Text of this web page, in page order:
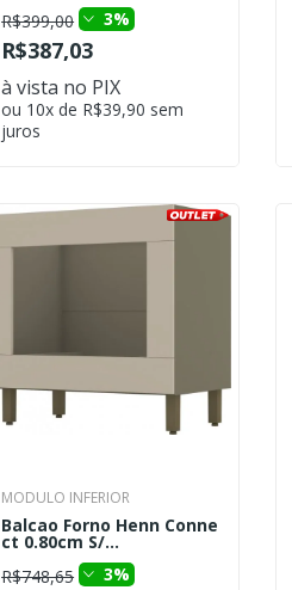
R$399,00
3%
R$387,03
à vista no PIX
ou 10x de R$39,90 sem
juros
MODULO INFERIOR
Balcao Forno Henn Conne
ct 0.80cm S/...
R$748,65
3%